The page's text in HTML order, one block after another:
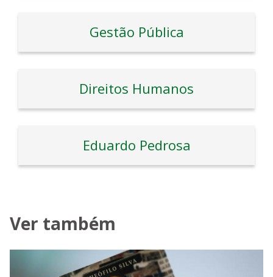
Gestão Pública
Direitos Humanos
Eduardo Pedrosa
Ver também